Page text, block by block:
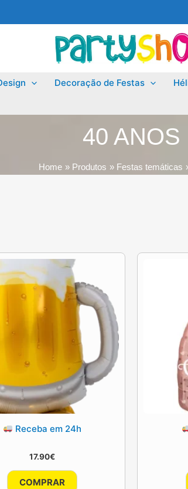
Decoração de Festas
40 ANOS
Home Produtos Festas temáticas
Receba em 24h
17.90€
COMPRAR